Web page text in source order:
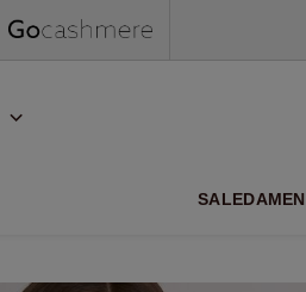
SALEDAMEN